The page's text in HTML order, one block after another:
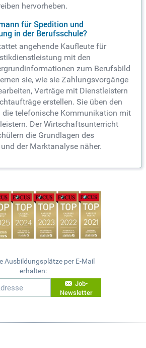
hervorheben.
für Spedition und
in der Berufsschule?
angehende Kaufleute für
mit den
zum Berufsbild
sie, wie sie Zahlungsvorgänge
Verträge mit Dienstleistern
erstellen. Sie üben den
telefonische Kommunikation mit
Der Wirtschaftsunterricht
die Grundlagen des
der Marktanalyse näher.
Ausbildungsplätze per E-Mail
erhalten:
Job-
Newsletter